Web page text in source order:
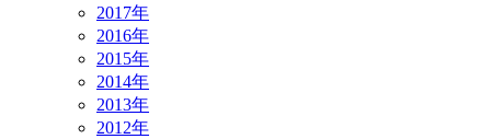
2017年
2016年
2015年
2014年
2013年
2012年